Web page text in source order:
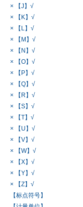
× 【J】√
× 【K】√
× 【L】√
× 【M】√
× 【N】√
× 【O】√
× 【P】√
× 【Q】√
× 【R】√
× 【S】√
× 【T】√
× 【U】√
× 【V】√
× 【W】√
× 【X】√
× 【Y】√
× 【Z】√
【标点符号】